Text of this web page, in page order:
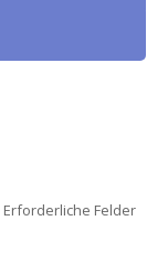
Erforderliche Felder